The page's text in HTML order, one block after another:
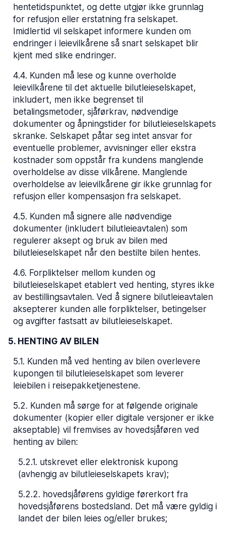
hentetidspunktet, og dette utgjør ikke grunnlag
for refusjon eller erstatning fra selskapet.
Imidlertid vil selskapet informere kunden om
endringer i leievilkårene så snart selskapet blir
kjent med slike endringer.
4.4. Kunden må lese og kunne overholde
leievilkårene til det aktuelle bilutleieselskapet,
inkludert, men ikke begrenset til
betalingsmetoder, sjåførkrav, nødvendige
dokumenter og åpningstider for bilutleieselskapets
skranke. Selskapet påtar seg intet ansvar for
eventuelle problemer, avvisninger eller ekstra
kostnader som oppstår fra kundens manglende
overholdelse av disse vilkårene. Manglende
overholdelse av leievilkårene gir ikke grunnlag for
refusjon eller kompensasjon fra selskapet.
4.5. Kunden må signere alle nødvendige
dokumenter (inkludert bilutleieavtalen) som
regulerer aksept og bruk av bilen med
bilutleieselskapet når den bestilte bilen hentes.
4.6. Forpliktelser mellom kunden og
bilutleieselskapet etablert ved henting, styres ikke
av bestillingsavtalen. Ved å signere bilutleieavtalen
aksepterer kunden alle forpliktelser, betingelser
og avgifter fastsatt av bilutleieselskapet.
5. HENTING AV BILEN
5.1. Kunden må ved henting av bilen overlevere
kupongen til bilutleieselskapet som leverer
leiebilen i reisepakketjenestene.
5.2. Kunden må sørge for at følgende originale
dokumenter (kopier eller digitale versjoner er ikke
akseptable) vil fremvises av hovedsjåføren ved
henting av bilen:
5.2.1. utskrevet eller elektronisk kupong
(avhengig av bilutleieselskapets krav);
5.2.2. hovedsjåførens gyldige førerkort fra
hovedsjåførens bostedsland. Det må være gyldig i
landet der bilen leies og/eller brukes;